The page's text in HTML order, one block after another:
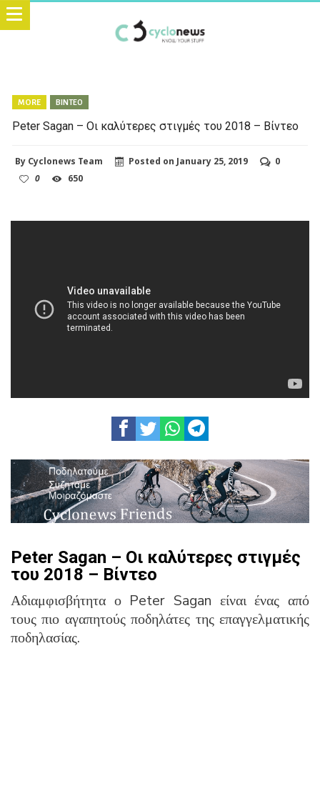
MORE ΒΙΝΤΕΟ
Peter Sagan – Οι καλύτερες στιγμές του 2018 – Βίντεο
By Cyclonews Team Posted on January 25, 2019
0
0
650
Peter Sagan – Οι καλύτερες στιγμές
του 2018 – Βίντεο
Αδιαμφισβήτητα ο Peter Sagan είναι ένας από
τους πιο αγαπητούς ποδηλάτες της επαγγελματικής
ποδηλασίας.